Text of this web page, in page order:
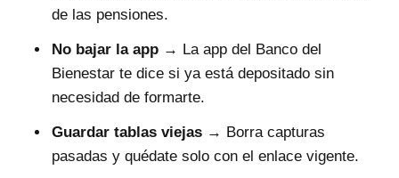
de las pensiones.
No bajar la app → La app del Banco del
Bienestar te dice si ya está depositado sin
necesidad de formarte.
Guardar tablas viejas → Borra capturas
pasadas y quédate solo con el enlace vigente.